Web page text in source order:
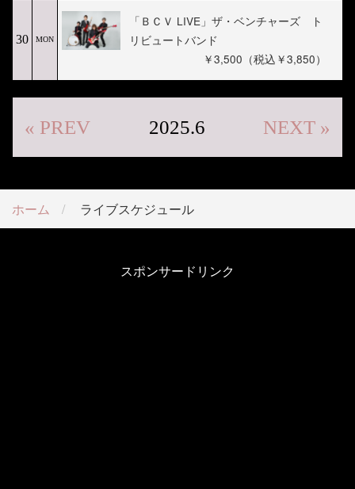
30 MON
「ＢＣＶ LIVE」ザ・ベンチャーズ ト
リビュートバンド
￥3,500（税込￥3,850）
« PREV 2025.6 NEXT »
ホーム ライブスケジュール
スポンサードリンク